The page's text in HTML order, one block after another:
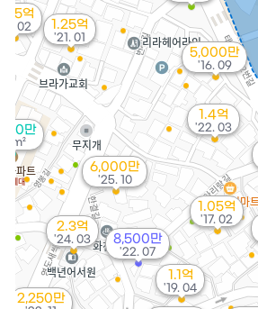
6,000만
'25. 10
만
36m²
2.3억
'24. 03
2,250만
8,500만
'22. 07
1.4억
'22. 03
1.25억
'21. 01
1.1억
'19. 04
1.05억
'17. 02
5,000만
'16. 09
3.25억
'16. 02